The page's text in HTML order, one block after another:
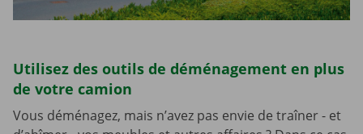
Utilisez des outils de déménagement en plus
de votre camion
Vous déménagez, mais n’avez pas envie de traîner - et